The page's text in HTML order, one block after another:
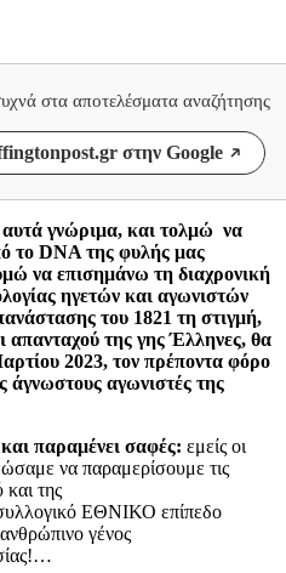
στα αποτελέσματα αναζήτησης
στην Google
αυτά γνώριμα, και τολμώ να
τo DNA της φυλής μας
να επισημάνω τη διαχρονική
ηγετών και αγωνιστών
του 1821 τη στιγμή,
απανταχού της γης Έλληνες, θα
2023, τον πρέποντα φόρο
άγνωστους αγωνιστές της
παραμένει σαφές: εμείς οι
να παραμερίσουμε τις
και της
ΕΘΝΙΚΟ επίπεδο
γένος